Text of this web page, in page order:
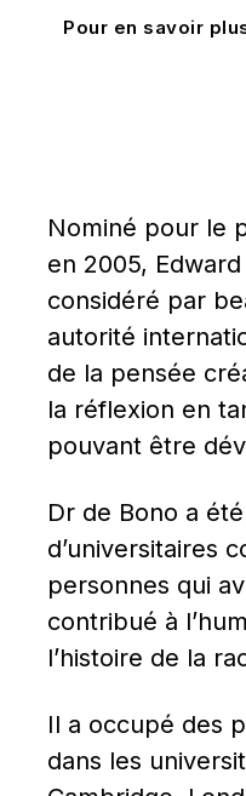
Pour en savoir
Nominé pour le
en 2005,
considéré par
autorité
de la pensée
la réflexion en
pouvant être
Dr de Bono a
d’universitaires
personnes qui
contribué à
l’histoire de la
Il a occupé des
dans les